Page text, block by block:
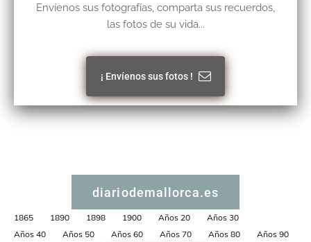
Envíenos sus fotografías, comparta sus recuerdos,
las fotos de su vida...
¡ Envíenos sus fotos !
diariodemallorca.es
1865 1890 1898 1900 Años 20
Años 30
Años 40
Años 50 Años 60 Años 70 Años 80 Años 90